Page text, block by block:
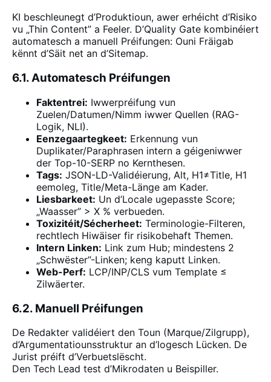
KI beschleunegt d’Produktioun, awer erhéicht d’Risiko
vu „Thin Content” a Feeler. D’Quality Gate kombinéiert
automatesch a manuell Préifungen: Ouni Fräigab
kënnt d’Säit net an d’Sitemap.
6.1. Automatesch Préifungen
Faktentrei: Iwwerpréifung vun
Zuelen/Datumen/Nimm iwwer Quellen (RAG-
Logik, NLI).
Eenzegaartegkeet: Erkennung vun
Duplikater/Paraphrasen intern a géigeniwwer
der Top-10-SERP no Kernthesen.
Tags: JSON-LD-Validéierung, Alt, H1≠Title, H1
eemoleg, Title/Meta-Länge am Kader.
Liesbarkeet: Un d’Locale ugepasste Score;
„Waasser” > X % verbueden.
Toxizitéit/Sécherheet: Terminologie-Filteren,
rechtlech Hiwäiser fir risikobehaft Themen.
Intern Linken: Link zum Hub; mindestens 2
„Schwëster”-Linken; keng kaputt Linken.
Web-Perf: LCP/INP/CLS vum Template ≤
Zilwäerter.
6.2. Manuell Préifungen
De Redakter validéiert den Toun (Marque/Zilgrupp),
d’Argumentatiounsstruktur an d’logesch Lücken. De
Jurist préift d’Verbuetslëscht.
Den Tech Lead test d’Mikrodaten u Beispiller.